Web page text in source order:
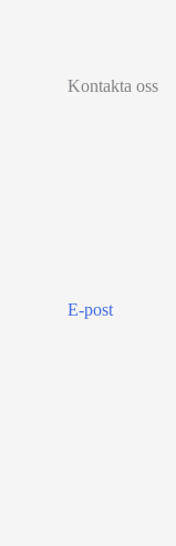
Kontakta oss
E-post